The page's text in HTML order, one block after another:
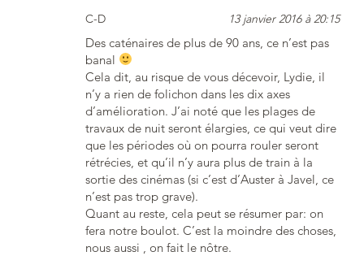
C-D 13 janvier 2016 à 20:15
Des caténaires de plus de 90 ans, ce n’est pas
banal
Cela dit, au risque de vous décevoir, Lydie, il
n’y a rien de folichon dans les dix axes
d’amélioration. J’ai noté que les plages de
travaux de nuit seront élargies, ce qui veut dire
que les périodes où on pourra rouler seront
rétrécies, et qu’il n’y aura plus de train à la
sortie des cinémas (si c’est d’Auster à Javel, ce
n’est pas trop grave).
Quant au reste, cela peut se résumer par: on
fera notre boulot. C’est la moindre des choses,
nous aussi , on fait le nôtre.